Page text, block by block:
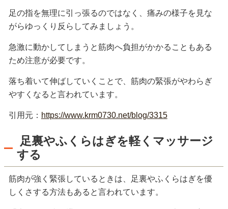
足の指を無理に引っ張るのではなく、痛みの様子を見な
がらゆっくり反らしてみましょう。
急激に動かしてしまうと筋肉へ負担がかかることもある
ため注意が必要です。
落ち着いて伸ばしていくことで、筋肉の緊張がやわらぎ
やすくなると言われています。
引用元： https://www.krm0730.net/blog/3315
足裏やふくらはぎを軽くマッサージ
する
筋肉が強く緊張しているときは、足裏やふくらはぎを優
しくさする方法もあると言われています。